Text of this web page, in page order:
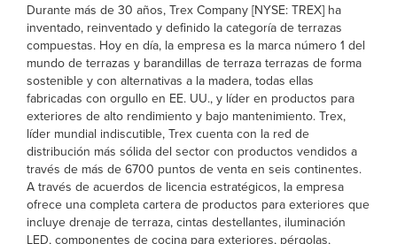
Durante más de 30 años, Trex Company [NYSE: TREX] ha
inventado, reinventado y definido la categoría de terrazas
compuestas. Hoy en día, la empresa es la marca número 1 del
mundo de terrazas y barandillas de terraza terrazas de forma
sostenible y con alternativas a la madera, todas ellas
fabricadas con orgullo en EE. UU., y líder en productos para
exteriores de alto rendimiento y bajo mantenimiento. Trex,
líder mundial indiscutible, Trex cuenta con la red de
distribución más sólida del sector con productos vendidos a
través de más de 6700 puntos de venta en seis continentes.
A través de acuerdos de licencia estratégicos, la empresa
ofrece una completa cartera de productos para exteriores que
incluye drenaje de terraza, cintas destellantes, iluminación
LED, componentes de cocina para exteriores, pérgolas,